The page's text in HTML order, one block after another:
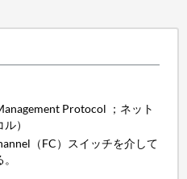
Protocol ；ネット
）
（FC）スイッチを介して